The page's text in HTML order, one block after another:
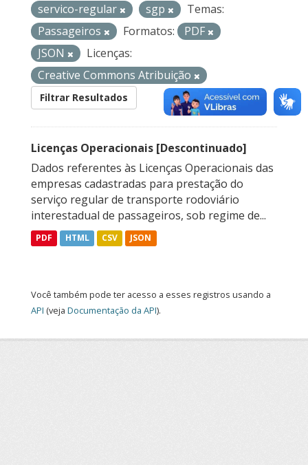
servico-regular sgp
Temas:
Passageiros
Formatos:
PDF
JSON
Licenças:
Creative Commons Atribuição
Filtrar Resultados
Licenças Operacionais [Descontinuado]
Dados referentes às Licenças Operacionais das
empresas cadastradas para prestação do
serviço regular de transporte rodoviário
interestadual de passageiros, sob regime de...
PDF HTML CSV JSON
Você também pode ter acesso a esses registros usando a
API (veja Documentação da API).